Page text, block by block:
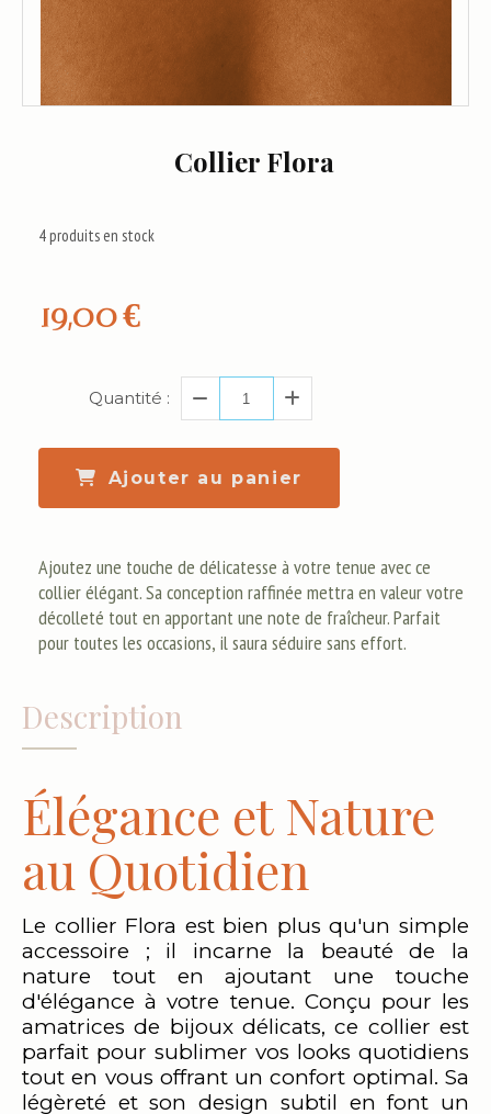
Collier Flora
19,00€
4produits en stock
Quantité :
Ajouter au panier
Ajoutez une touche de délicatesse à votre tenue avec ce
collier élégant. Sa conception raffinée mettra en valeur votre
décolleté tout en apportant une note de fraîcheur. Parfait
pour toutes les occasions, il saura séduire sans effort.
Description
Élégance et Nature
au Quotidien
Le collier Flora est bien plus qu'un simple
accessoire ; il incarne la beauté de la
nature tout en ajoutant une touche
d'élégance à votre tenue. Conçu pour les
amatrices de bijoux délicats, ce collier est
parfait pour sublimer vos looks quotidiens
tout en vous offrant un confort optimal. Sa
légèreté et son design subtil en font un